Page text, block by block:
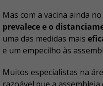
Mas com a vacina ainda
prevalece e o
uma das medidas mais
e um empecilho às
Muitos especialistas na